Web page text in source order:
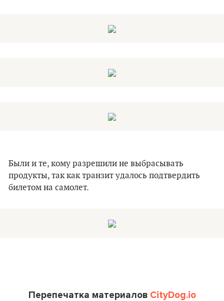
Были и те, кому разрешили не выбрасывать
продукты, так как транзит удалось подтвердить
билетом на самолет.
Перепечатка материалов CityDog.io